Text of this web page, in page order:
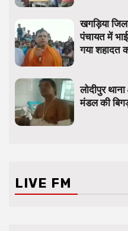
खगड़िया
पंचायत में
गया शहादत
लोदीपुर
मंडल की
LIVE FM